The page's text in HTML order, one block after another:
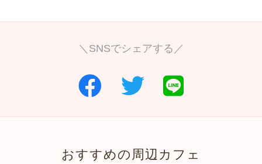
＼SNSでシェアする／
おすすめの周辺カフェ